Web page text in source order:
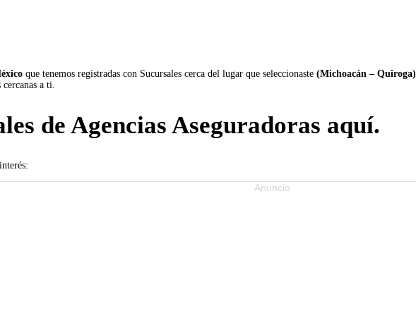
que tenemos registradas con Sucursales cerca del lugar que seleccionaste (Michoacán – Quiroga)
cercanas a ti.
de Agencias Aseguradoras aquí.
Anuncio